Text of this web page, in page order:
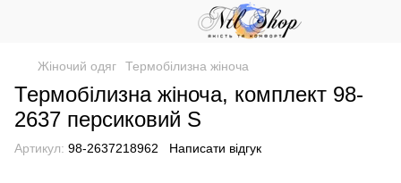
Жіночий одяг Термобілизна жіноча
Термобілизна жіноча, комплект 98-
2637 персиковий S
Артикул: 98-2637218962 Написати відгук